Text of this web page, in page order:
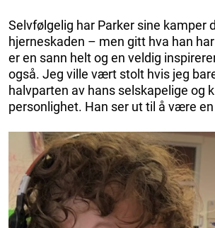
Selvfølgelig har Parker sine kamper
hjerneskaden – men gitt hva han
er en sann helt og en veldig
også. Jeg ville vært stolt hvis jeg
halvparten av hans selskapelige og
personlighet. Han ser ut til å være